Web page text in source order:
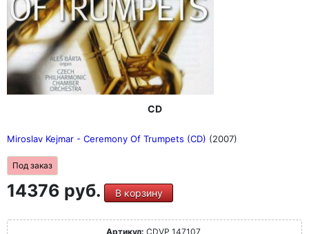
CD
Miroslav Kejmar - Ceremony Of Trumpets (CD) (2007)
Под заказ
14376 руб. В корзину
Артикул: CDVP 147107